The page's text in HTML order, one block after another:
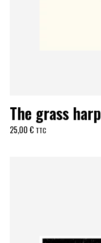
The grass harp
25,00 € TTC